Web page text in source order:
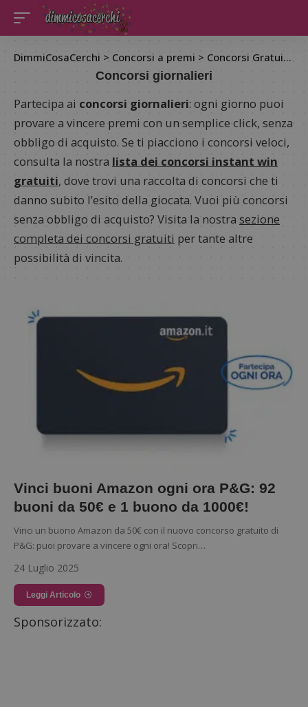
DimmiCosaCerchi > Concorsi a premi > Concorsi Gratuiti >
Concorsi giornalieri
Partecipa ai concorsi giornalieri: ogni giorno puoi
provare a vincere premi con un semplice click, senza
obbligo di acquisto. Se ti piacciono i concorsi veloci,
consulta la nostra lista dei concorsi instant win
gratuiti, dove trovi una raccolta di concorsi che ti
danno subito l’esito della giocata. Vuoi più concorsi
senza obbligo di acquisto? Visita la nostra sezione
completa dei concorsi gratuiti per tante altre
possibilità di vincita.
Vinci buoni Amazon ogni ora P&G: 92
buoni da 50€ e 1 buono da 1000€!
Vinci un buono Amazon da 50€ con il nuovo concorso gratuito di
P&G: puoi provare a vincere ogni ora! Scopri…
24 Luglio 2025
Leggi Articolo
Sponsorizzato: